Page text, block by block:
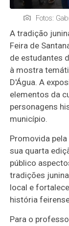
Fotos:
A tradição
Feira de
de estudantes
à mostra
D'Água. A
elementos da
personagens
município.
Promovida
sua quarta
público
tradições
local e
história
Para o